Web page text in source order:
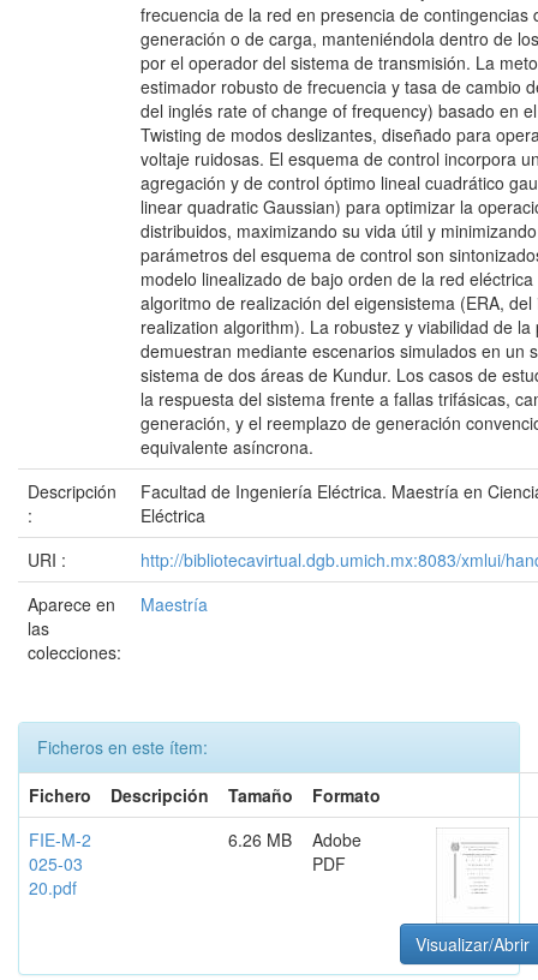
frecuencia de la red en presencia de contingencias
generación o de carga, manteniéndola dentro de
por el operador del sistema de transmisión. La
estimador robusto de frecuencia y tasa de cambio
del inglés rate of change of frequency) basado en
Twisting de modos deslizantes, diseñado para
voltaje ruidosas. El esquema de control incorpora
agregación y de control óptimo lineal cuadrático
linear quadratic Gaussian) para optimizar la
distribuidos, maximizando su vida útil y
parámetros del esquema de control son
modelo linealizado de bajo orden de la red
algoritmo de realización del eigensistema (ERA,
realization algorithm). La robustez y viabilidad de la
demuestran mediante escenarios simulados en un
sistema de dos áreas de Kundur. Los casos de
la respuesta del sistema frente a fallas trifásicas,
generación, y el reemplazo de generación
equivalente asíncrona.
Descripción
:
Facultad de Ingeniería Eléctrica. Maestría en
Eléctrica
URI :
http://bibliotecavirtual.dgb.umich.mx:8083/xmlui/
Aparece en
las
colecciones:
Maestría
Ficheros en este ítem:
Fichero
Descripción Tamaño
Formato
FIE-M-2
025-03
20.pdf
6.26 MB
Adobe
PDF
Visualizar/Abrir